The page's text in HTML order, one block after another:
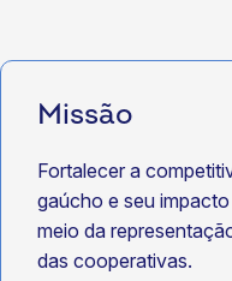
Missão
Fortalecer a
gaúcho e seu
meio da
das cooperativas.